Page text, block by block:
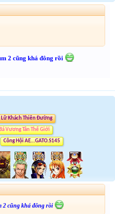
2 cũng khá đông rồi
Lữ Khách Thiên Đường
Vương Tân Thế Giới
Công Hội AE...GATO.S145
2 cũng khá đông rồi